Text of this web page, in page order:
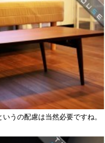
うの配慮は当然必要ですね。